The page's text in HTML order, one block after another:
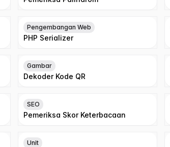
Pengembangan Web
PHP Serializer
Gambar
Dekoder Kode QR
SEO
Pemeriksa Skor Keterbacaan
Unit